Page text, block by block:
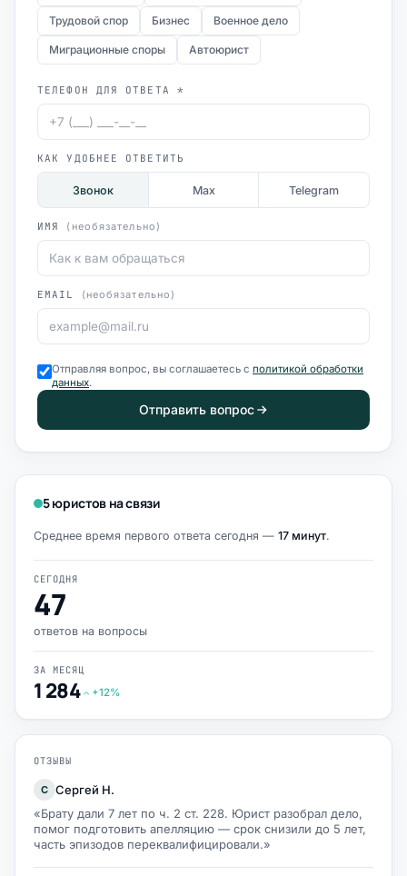
Трудовой спор Бизнес Военное дело
Миграционные споры Автоюрист
ТЕЛЕФОН ДЛЯ ОТВЕТА *
КАК УДОБНЕЕ ОТВЕТИТЬ
Звонок Max Telegram
ИМЯ (необязательно)
EMAIL (необязательно)
Отправляя вопрос, вы соглашаетесь с политикой обработки
данных.
Отправить вопрос
5 юристов на связи
Среднее время первого ответа сегодня — 17 минут.
СЕГОДНЯ
47
ответов на вопросы
ЗА МЕСЯЦ
1 284 +12%
ОТЗЫВЫ
С Сергей Н.
«Брату дали 7 лет по ч. 2 ст. 228. Юрист разобрал дело,
помог подготовить апелляцию — срок снизили до 5 лет,
часть эпизодов переквалифицировали.»